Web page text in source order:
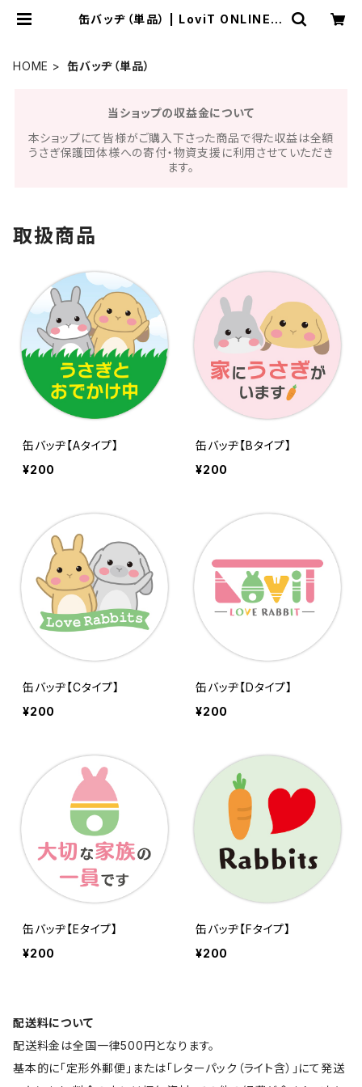
缶バッヂ（単品） | LoviT ONLINE S
HOME 缶バッヂ（単品）
当ショップの収益金について
本ショップにて皆様がご購入下さった商品で得た収益は全額
うさぎ保護団体様への寄付・物資支援に利用させていただき
ます。
取扱商品
缶バッヂ【Aタイプ】
¥200
缶バッヂ【Bタイプ】
¥200
缶バッヂ【Cタイプ】
¥200
缶バッヂ【Dタイプ】
¥200
缶バッヂ【Eタイプ】
¥200
缶バッヂ【Fタイプ】
¥200
配送料について
配送料金は全国一律500円となります。
基本的に「定形外郵便」または「レターパック（ライト含）」にて発送